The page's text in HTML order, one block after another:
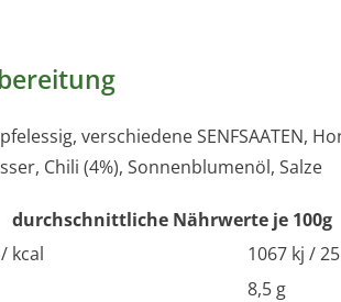
verschiedene SENFSAATEN,
Chili (4%), Sonnenblumenöl, Salze
durchschnittliche Nährwerte je 100g
kcal
1067 kj /
8,5 g